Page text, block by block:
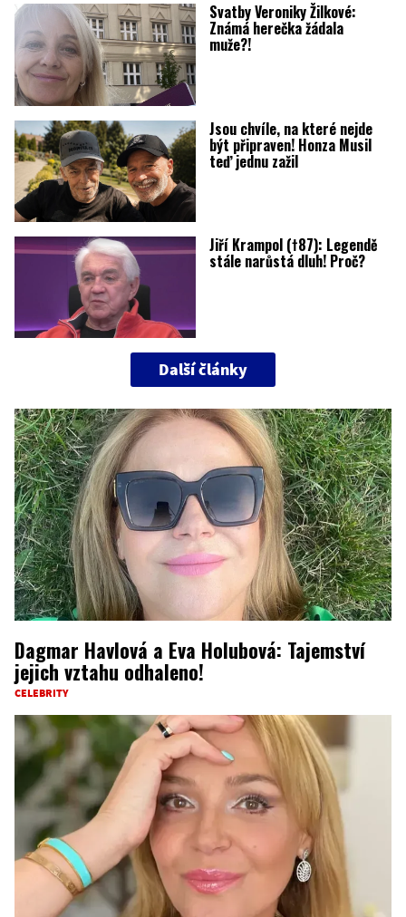
Svatby Veroniky Žilkové:
Známá herečka žádala
muže?!
Jsou chvíle, na které nejde
být připraven! Honza Musil
teď jednu zažil
Jiří Krampol (†87): Legendě
stále narůstá dluh! Proč?
Další články
Dagmar Havlová a Eva Holubová: Tajemství
jejich vztahu odhaleno!
CELEBRITY